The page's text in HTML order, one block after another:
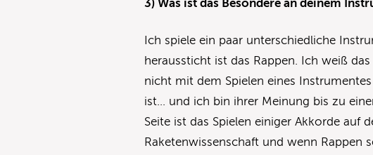
3) Was ist das Besondere an deinem
Ich spiele ein paar unterschiedliche
heraussticht ist das Rappen. Ich weiß
nicht mit dem Spielen eines
ist… und ich bin ihrer Meinung bis zu
Seite ist das Spielen einiger Akkorde auf
Raketenwissenschaft und wenn Rappen